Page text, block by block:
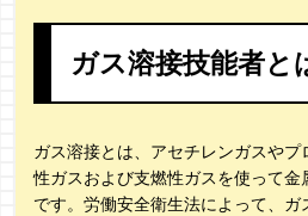
ガス溶接技能者と
ガス溶接とは、アセチレンガスや
性ガスおよび支燃性ガスを使って金
です。労働安全衛生法によって、ガ